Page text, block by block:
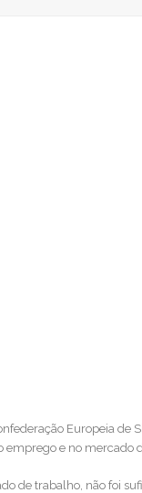
Europeia de
e no mercado
de trabalho, não foi